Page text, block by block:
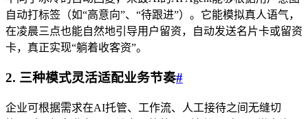
自动打标签（如“高意向”、“待跟进”）。它能模拟真人语气，
在凌晨三点也能自然地引导用户留资，自动发送名片卡或留资
卡，真正实现“躺着收客资”。
2. 三种模式灵活适配业务节奏#
企业可根据需求在AI托管、工作流、人工接待之间无缝切